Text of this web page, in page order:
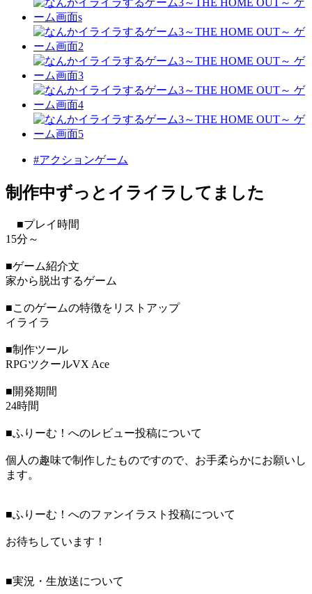
#アクションゲーム
制作中ずっとイライラしてました
■プレイ時間
15分～
■ゲーム紹介文
家から脱出するゲーム
■このゲームの特徴をリストアップ
イライラ
■制作ツール
RPGツクールVX Ace
■開発期間
24時間
■ふりーむ！へのレビュー投稿について
個人の趣味で制作したものですので、お手柔らかにお願いし
ます。
■ふりーむ！へのファンイラスト投稿について
お待ちしています！
■実況・生放送について